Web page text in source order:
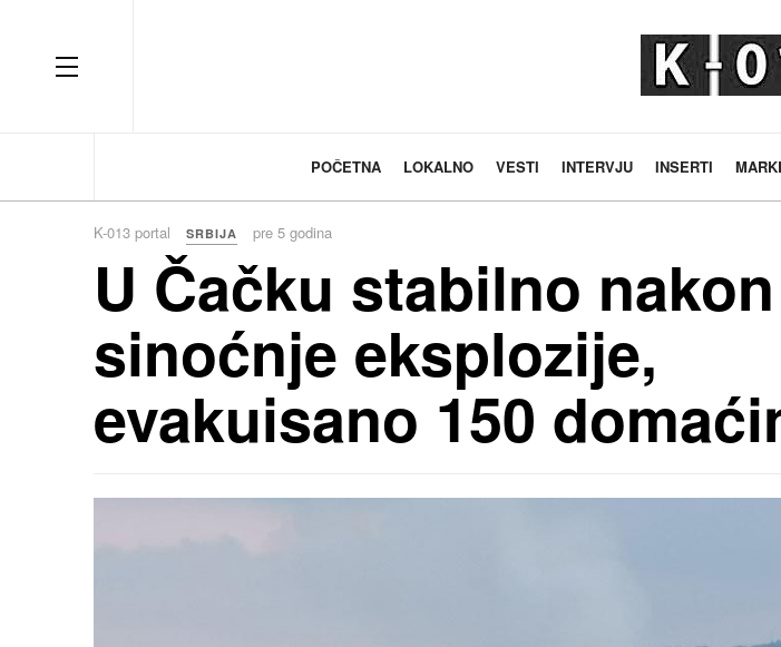
OFF CANVAS
POČETNA LOKALNO VESTI INTERVJU INSERTI
K-013 portal SRBIJA pre 5 godina
U Čačku stabilno nakon
sinoćnje eksplozije,
evakuisano 150